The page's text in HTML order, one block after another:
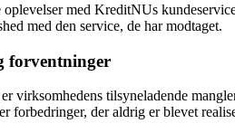
med KreditNUs
med den service, de har modtaget.
forventninger
virksomhedens tilsyneladende
forbedringer, der aldrig er blevet